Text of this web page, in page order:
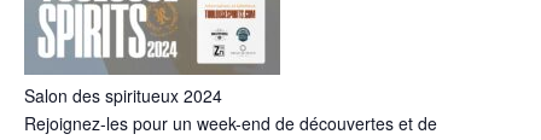
Salon des spiritueux 2024
Rejoignez-les pour un week-end de découvertes et de